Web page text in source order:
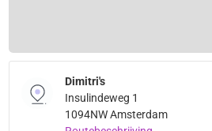
Dimitri's
Insulindeweg 1
1094NW Amsterdam